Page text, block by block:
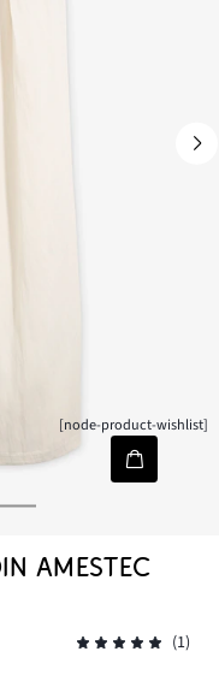
[node-product-wishlist]
AMESTEC
(1)